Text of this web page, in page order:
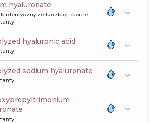
hyaluronate
identyczny ze ludzkiej skórze
hyaluronic acid
sodium hyaluronate